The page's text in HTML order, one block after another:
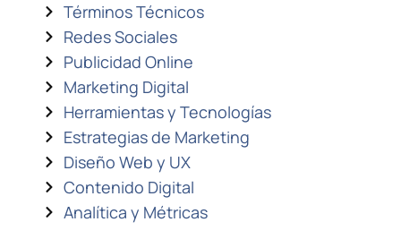
Términos Técnicos
Redes Sociales
Publicidad Online
Marketing Digital
Herramientas y Tecnologías
Estrategias de Marketing
Diseño Web y UX
Contenido Digital
Analítica y Métricas